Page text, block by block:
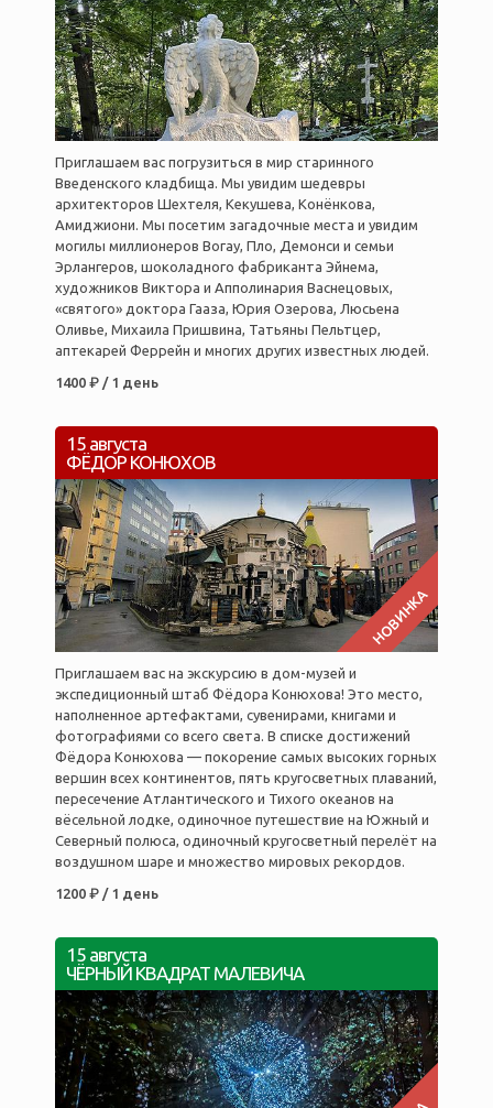
Приглашаем вас погрузиться в мир старинного
Введенского кладбища. Мы увидим шедевры
архитекторов Шехтеля, Кекушева, Конёнкова,
Амиджиони. Мы посетим загадочные места и увидим
могилы миллионеров Вогау, Пло, Демонси и семьи
Эрлангеров, шоколадного фабриканта Эйнема,
художников Виктора и Апполинария Васнецовых,
«святого» доктора Гааза, Юрия Озерова, Люсьена
Оливье, Михаила Пришвина, Татьяны Пельтцер,
аптекарей Феррейн и многих других известных людей.
1400 ₽ / 1 день
15 августа
ФЁДОР КОНЮХОВ
НОВИНКА
Приглашаем вас на экскурсию в дом-музей и
экспедиционный штаб Фёдора Конюхова! Это место,
наполненное артефактами, сувенирами, книгами и
фотографиями со всего света. В списке достижений
Фёдора Конюхова — покорение самых высоких горных
вершин всех континентов, пять кругосветных плаваний,
пересечение Атлантического и Тихого океанов на
вёсельной лодке, одиночное путешествие на Южный и
Северный полюса, одиночный кругосветный перелёт на
воздушном шаре и множество мировых рекордов.
1200 ₽ / 1 день
15 августа
ЧЁРНЫЙ КВАДРАТ МАЛЕВИЧА